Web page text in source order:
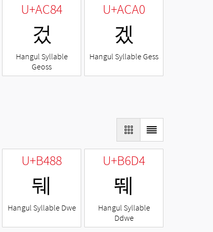
U+AC84
겄
Hangul Syllable
Geoss
U+ACA0
겠
Hangul Syllable Gess
U+B488
뒈
Hangul Syllable Dwe
U+B6D4
뛔
Hangul Syllable
Ddwe